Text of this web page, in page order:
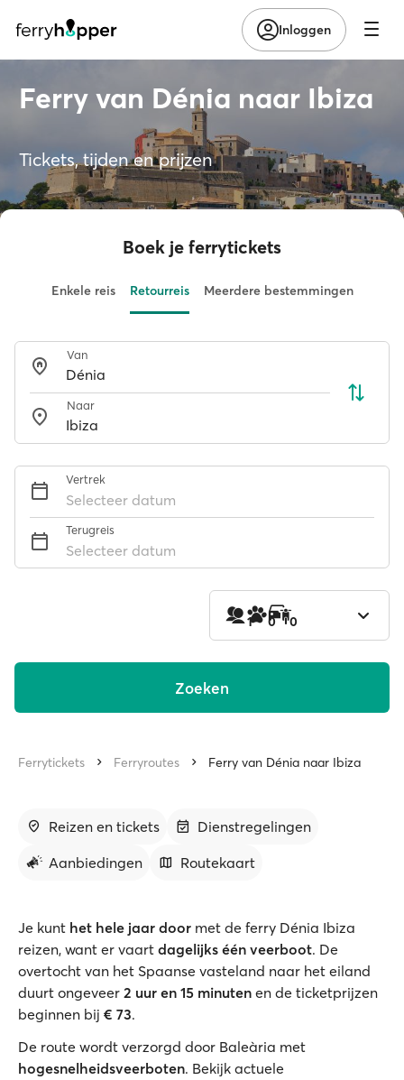
Inloggen
Ferry van Dénia naar Ibiza
Tickets, tijden en prijzen
Boek je ferrytickets
Enkele reis Retourreis Meerdere bestemmingen
Van
Naar
Vertrek
Selecteer datum
Terugreis
Selecteer datum
1 0 0
Zoeken
Ferrytickets Ferryroutes Ferry van Dénia naar Ibiza
Reizen en tickets
Dienstregelingen
Aanbiedingen
Routekaart
Je kunt het hele jaar door met de ferry Dénia Ibiza
reizen, want er vaart dagelijks één veerboot. De
overtocht van het Spaanse vasteland naar het eiland
duurt ongeveer 2 uur en 15 minuten en de ticketprijzen
beginnen bij € 73.
De route wordt verzorgd door Baleària met
hogesnelheidsveerboten. Bekijk actuele